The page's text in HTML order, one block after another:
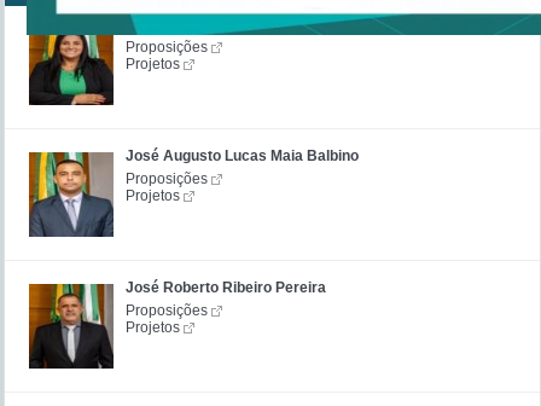
Gisandra Ponciano Moraes Ferreira
Proposições
Projetos
José Augusto Lucas Maia Balbino
Proposições
Projetos
José Roberto Ribeiro Pereira
Proposições
Projetos